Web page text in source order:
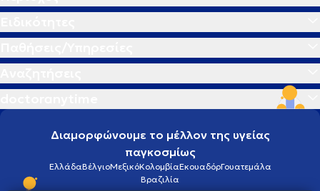
Διαμορφώνουμε το μέλλον της υγείας
παγκοσμίως
ΕλλάδαΒέλγιοΜεξικόΚολομβίαΕκουαδόρΓουατεμάλα
Βραζιλία